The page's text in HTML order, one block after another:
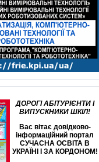
ДОРОГІ АБІТУРІЄНТИ І
ВИПУСКНИКИ ШКІЛ!
Вас вітає довідково-
інформаційний портал
СУЧАСНА ОСВІТА В
УКРАЇНІ І ЗА КОРДОНОМ!